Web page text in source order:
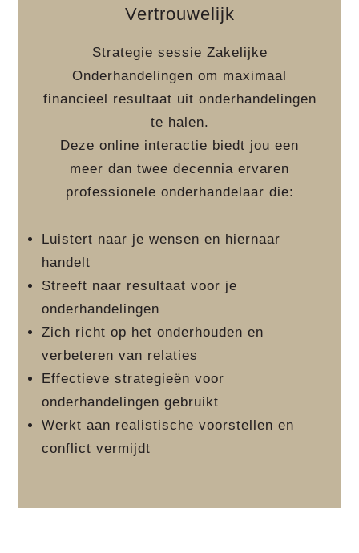
Vertrouwelijk
Strategie sessie Zakelijke
Onderhandelingen om maximaal
financieel resultaat uit onderhandelingen
te halen.
Deze online interactie biedt jou een
meer dan twee decennia ervaren
professionele onderhandelaar die:
Luistert naar je wensen en hiernaar
handelt
Streeft naar resultaat voor je
onderhandelingen
Zich richt op het onderhouden en
verbeteren van relaties
Effectieve strategieën voor
onderhandelingen gebruikt
Werkt aan realistische voorstellen en
conflict vermijdt